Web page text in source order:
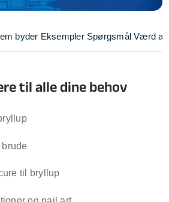
byder Eksempler Spørgsmål Værd at
til alle dine behov
til bryllup